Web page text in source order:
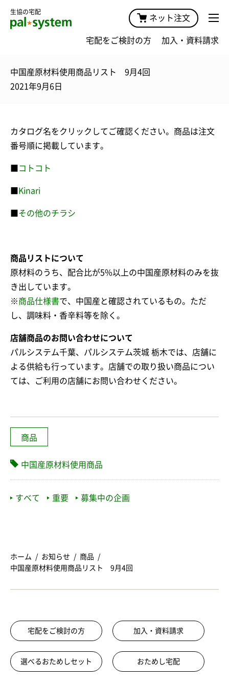
生協の宅配
ネット注文
宅配をご検討の方 加入・資料請求
中国産原材料使用商品リスト 9月4回
2021年9月6日
カタログ名をクリックしてご確認ください。商品は注文
番号順に掲載しています。
コトコト
Kinari
その他のチラシ
商品リストについて
原材料のうち、配合比が5%以上の中国産原材料のみを抜
き出しています。
※商品仕様書で、中国産と確認されているもの。ただ
し、調味料・香辛料等を除く。
店舗商品のお問い合わせについて
パルシステム千葉、パルシステム茨城 栃木では、店舗に
よる供給も行っています。店舗での取り扱い商品につい
ては、ご利用の店舗にお問い合わせください。
商品
中国産原材料使用商品
すべて 重要 募集中の企画
ホーム お知らせ
商品
中国産原材料使用商品リスト 9月4回
宅配をご検討の方 加入・資料請求
選べるおためしセット おためし宅配